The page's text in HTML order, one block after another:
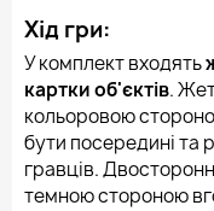
Хід гри:
У комплект входять
картки об'єктів.
кольоровою
бути посередині та
гравців.
темною стороною